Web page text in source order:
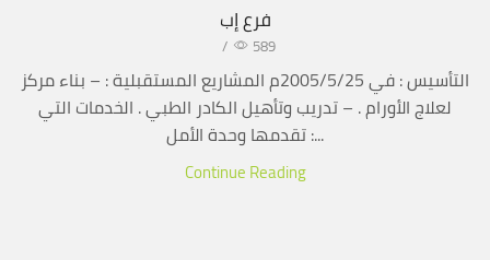
فرع إب
/ 589
التأسيس : في 2005/5/25م المشاريع المستقبلية : – بناء مركز
لعلاج الأورام . – تدريب وتأهيل الكادر الطبي . الخدمات التي
تقدمها وحدة الأمل :...
Continue Reading